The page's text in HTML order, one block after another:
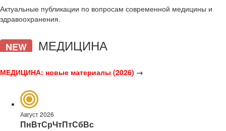
Актуальные публикации по вопросам современной медицины и
здравоохранения.
NEW МЕДИЦИНА
МЕДИЦИНА: новые материалы (2026) →
Август 2026
ПнВтСрЧтПтСбВс